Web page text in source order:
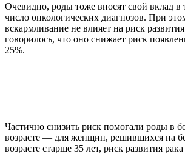
Очевидно, роды тоже вносят свой вклад в
число онкологических диагнозов. При
вскармливание не влияет на риск
говорилось, что оно снижает риск
25%.
Частично снизить риск помогали роды в
возрасте — для женщин, решившихся на
возрасте старше 35 лет, риск развития